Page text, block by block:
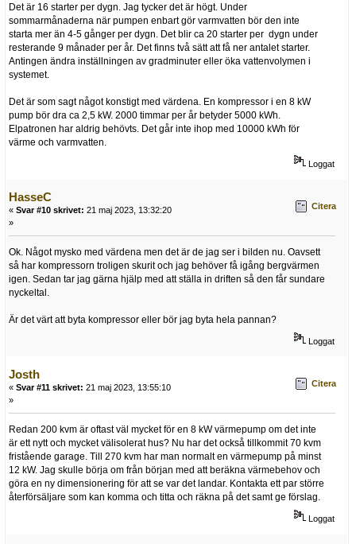
Det är 16 starter per dygn. Jag tycker det är högt. Under
sommarmånaderna när pumpen enbart gör varmvatten bör den inte
starta mer än 4-5 gånger per dygn. Det blir ca 20 starter per dygn under
resterande 9 månader per år. Det finns två sätt att få ner antalet starter.
Antingen ändra inställningen av gradminuter eller öka vattenvolymen i
systemet.
Det är som sagt något konstigt med värdena. En kompressor i en 8 kW
pump bör dra ca 2,5 kW. 2000 timmar per år betyder 5000 kWh.
Elpatronen har aldrig behövts. Det går inte ihop med 10000 kWh för
värme och varmvatten.
Loggat
HasseC
« Svar #10 skrivet: 21 maj 2023, 13:32:20
»
Citera
Ok. Något mysko med värdena men det är de jag ser i bilden nu. Oavsett
så har kompressorn troligen skurit och jag behöver få igång bergvärmen
igen. Sedan tar jag gärna hjälp med att ställa in driften så den får sundare
nyckeltal.
Är det värt att byta kompressor eller bör jag byta hela pannan?
Loggat
Josth
« Svar #11 skrivet: 21 maj 2023, 13:55:10
»
Citera
Redan 200 kvm är oftast väl mycket för en 8 kW värmepump om det inte
är ett nytt och mycket välisolerat hus? Nu har det också tillkommit 70 kvm
fristående garage. Till 270 kvm har man normalt en värmepump på minst
12 kW. Jag skulle börja om från början med att beräkna värmebehov och
göra en ny dimensionering för att se var det landar. Kontakta ett par större
återförsäljare som kan komma och titta och räkna på det samt ge förslag.
Loggat